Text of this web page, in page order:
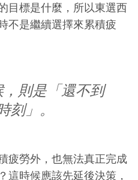
目標是什麼，所以東選西
不是繼續選擇來累積疲
則是「還不到
刻」。
疲勞外，也無法真正完成
這時候應該先延後決策，